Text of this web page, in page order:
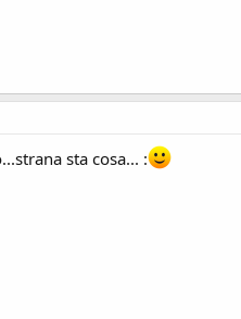
sta cosa... :